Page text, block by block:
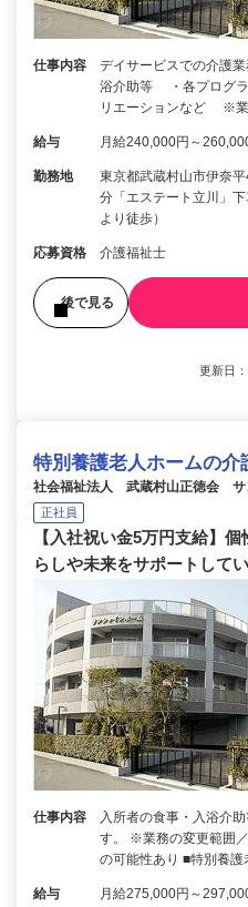
仕事内容
デイサービスでの介護
浴介助等 ・各プログ
リエーションなど ※業
給与 月給240,000円～
勤務地
東京都武蔵村山市伊奈
分「エステート立川」
より徒歩）
応募資格 介護福祉士
後で見る
更新日
特別養護老人ホームの介
社会福祉法人 武蔵村山正徳会 サ
正社員
【入社祝い金5万円支給】
らしや未来をサポートして
仕事内容
入所者の食事・入浴介
す。 ※業務の変更範囲
の可能性あり ■特別養
給与 月給275,000円～